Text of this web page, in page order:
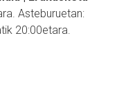
Asteburuetan:
20:00etara.